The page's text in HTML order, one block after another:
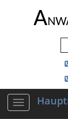
A
Navigation
ein-/